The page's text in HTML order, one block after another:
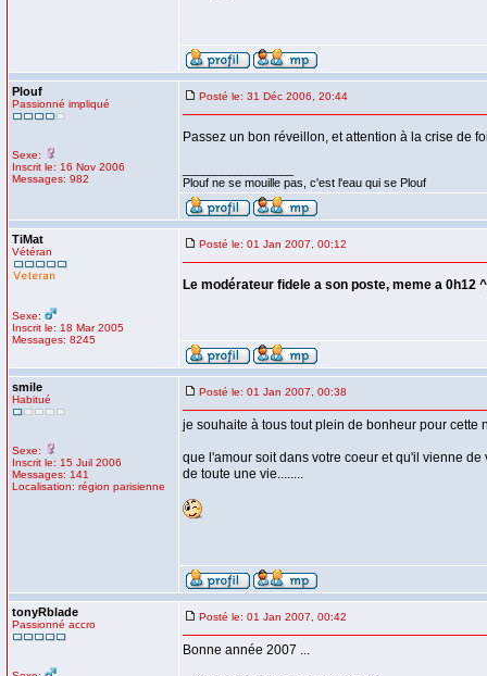
Plouf
Passionné impliqué
Sexe:
Inscrit le: 16 Nov 2006
Messages: 982
Posté le: 31 Déc 2006, 20:44
Passez un bon réveillon, et attention à la crise de
Plouf ne se mouille pas, c'est l'eau qui se Plouf
TiMat
Vétéran
Sexe:
Inscrit le: 18 Mar 2005
Messages: 8245
Posté le: 01 Jan 2007, 00:12
Le modérateur fidele a son poste, meme a
smile
Habitué
Sexe:
Inscrit le: 15 Juil 2006
Messages: 141
Localisation: région parisienne
Posté le: 01 Jan 2007, 00:38
je souhaite à tous tout plein de bonheur pour cette
que l'amour soit dans votre coeur et qu'il vienne
de toute une vie........
tonyRblade
Passionné accro
Posté le: 01 Jan 2007, 00:42
Bonne année 2007 ...